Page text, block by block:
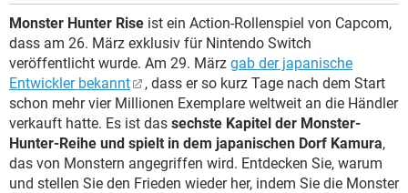
Monster Hunter Rise ist ein Action-Rollenspiel von Capcom,
dass am 26. März exklusiv für Nintendo Switch
veröffentlicht wurde. Am 29. März gab der japanische
Entwickler bekannt
, dass er so kurz Tage nach dem Start
schon mehr vier Millionen Exemplare weltweit an die Händler
verkauft hatte. Es ist das sechste Kapitel der Monster-
Hunter-Reihe und spielt in dem japanischen Dorf Kamura,
das von Monstern angegriffen wird. Entdecken Sie, warum
und stellen Sie den Frieden wieder her, indem Sie die Monster